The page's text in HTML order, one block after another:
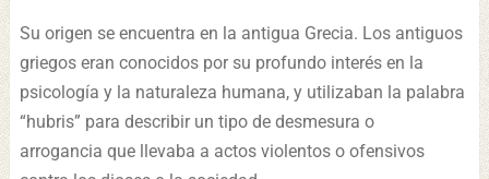
Su origen se encuentra en la antigua Grecia. Los antiguos
griegos eran conocidos por su profundo interés en la
psicología y la naturaleza humana, y utilizaban la palabra
“hubris” para describir un tipo de desmesura o
arrogancia que llevaba a actos violentos o ofensivos